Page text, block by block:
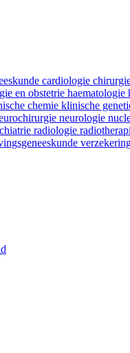
cardiologie
en obstetrie haematologie
chemie klinische
neurologie
radiologie